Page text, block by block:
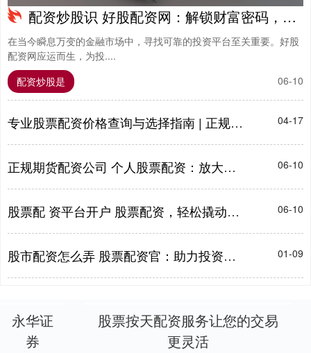
配资炒股识 好股配资网：解锁财富密码，助你投资无忧
在当今瞬息万变的金融市场中，寻找可靠的投资平台至关重要。好股
配资网应运而生，为投....
06-10
配资炒股是
专业股票配资价格查询与选择指南 | 正规平台费率解析 04-17
正规期货配资公司 个人股票配资：放大收益，解锁财富新境界 06-10
股票配 资平台开户 股票配资，轻松撬动财富杠杆，助您投资致富 06-10
股市配资怎么弄 股票配资官：助力投资，稳健增值 01-09
永华证
券
股票按天配资服务让您的交易
更灵活